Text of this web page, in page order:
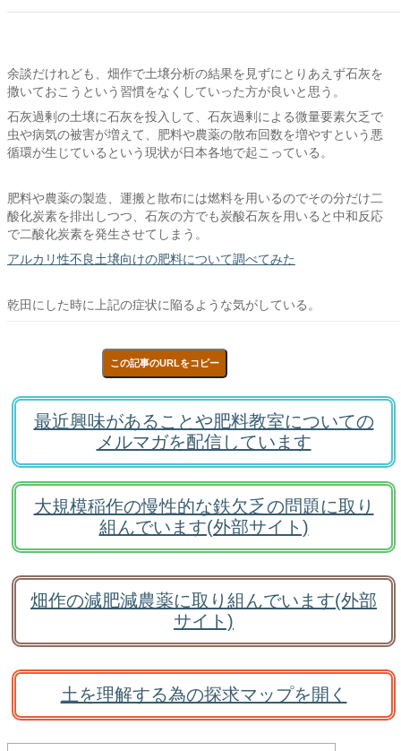
余談だけれども、畑作で土壌分析の結果を見ずにとりあえず石灰を
撒いておこうという習慣をなくしていった方が良いと思う。
石灰過剰の土壌に石灰を投入して、石灰過剰による微量要素欠乏で
虫や病気の被害が増えて、肥料や農薬の散布回数を増やすという悪
循環が生じているという現状が日本各地で起こっている。
肥料や農薬の製造、運搬と散布には燃料を用いるのでその分だけ二
酸化炭素を排出しつつ、石灰の方でも炭酸石灰を用いると中和反応
で二酸化炭素を発生させてしまう。
アルカリ性不良土壌向けの肥料について調べてみた
乾田にした時に上記の症状に陥るような気がしている。
この記事のURLをコピー
最近興味があることや肥料教室についての
メルマガを配信しています
大規模稲作の慢性的な鉄欠乏の問題に取り
組んでいます(外部サイト)
畑作の減肥減農薬に取り組んでいます(外部
サイト)
土を理解する為の探求マップを開く